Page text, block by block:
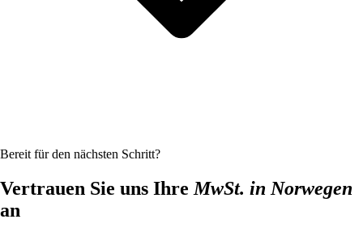
Bereit für den nächsten Schritt?
Vertrauen Sie uns Ihre MwSt. in Norwegen
an